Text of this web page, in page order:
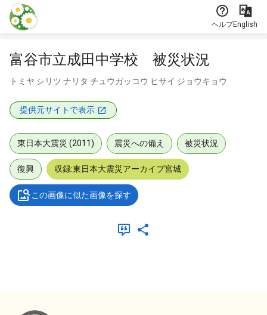
本文に飛ぶ
ヘルプEnglish
富谷市立成田中学校 被災状況
トミヤ シリツ ナリタ チュウガッコウ ヒサイ ジョウキョウ
提供元サイトで表示
東日本大震災 (2011) 震災への備え 被災状況
復興 収録:東日本大震災アーカイブ宮城
この画像に似た画像を探す